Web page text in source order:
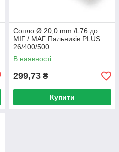
Сопло Ø 20,0 mm /L76 до
МІГ / МАГ Пальників PLUS
26/400/500
В наявності
299,73 ₴
Купити